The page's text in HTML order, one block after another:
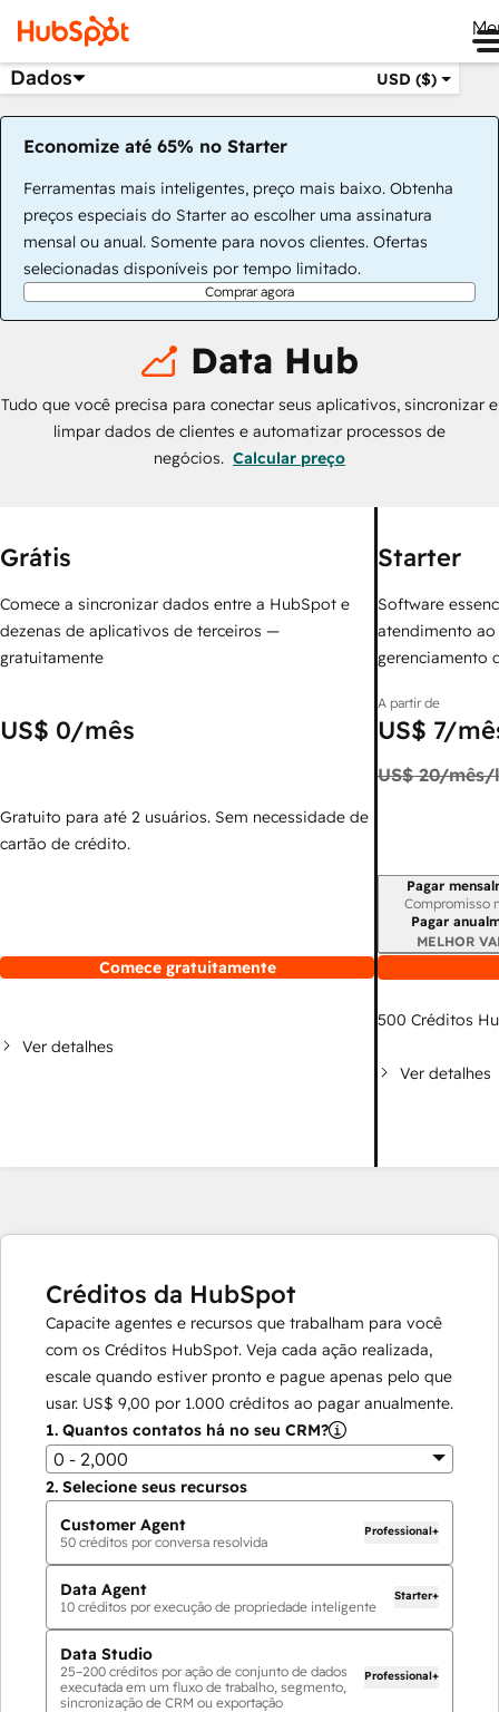
Dados USD ($)
Economize até 65% no Starter
Ferramentas mais inteligentes, preço mais baixo. Obtenha
preços especiais do Starter ao escolher uma assinatura
mensal ou anual. Somente para novos clientes. Ofertas
selecionadas disponíveis por tempo limitado.
Comprar agora
Data Hub
Tudo que você precisa para conectar seus aplicativos, sincronizar e
limpar dados de clientes e automatizar processos de
negócios. Calcular preço
Grátis
Comece a sincronizar dados entre a HubSpot e
dezenas de aplicativos de terceiros —
gratuitamente
US$ 0/mês
Gratuito para até 2 usuários. Sem necessidade de
cartão de crédito.
Comece gratuitamente
Ver detalhes
Starter
Software
atendimento
gerenciamento
A partir de
US$ 7/
US$ 20/mês/
Período de
Pagar
Compromisso
Pagar
MELHOR
500 Créditos
Ver detalhes
Créditos da HubSpot
Capacite agentes e recursos que trabalham para você
com os Créditos HubSpot. Veja cada ação realizada,
escale quando estiver pronto e pague apenas pelo que
usar. US$ 9,00 por 1.000 créditos ao pagar anualmente.
1. Quantos contatos há no seu CRM?
0 - 2,000
2. Selecione seus recursos
Customer Agent
50 créditos por conversa resolvida
Professional+
Data Agent
10 créditos por execução de propriedade inteligente
Starter+
Data Studio
25–200 créditos por ação de conjunto de dados
executada em um fluxo de trabalho, segmento,
sincronização de CRM ou exportação
Professional+